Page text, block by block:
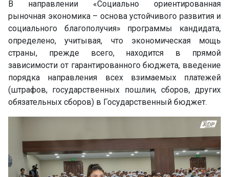
В направлении «Социально ориентированная
рыночная экономика – основа устойчивого развития и
социального благополучия» программы кандидата,
определено, учитывая, что экономическая мощь
страны, прежде всего, находится в прямой
зависимости от гарантированного бюджета, введение
порядка направления всех взимаемых платежей
(штрафов, государственных пошлин, сборов, других
обязательных сборов) в Государственный бюджет.